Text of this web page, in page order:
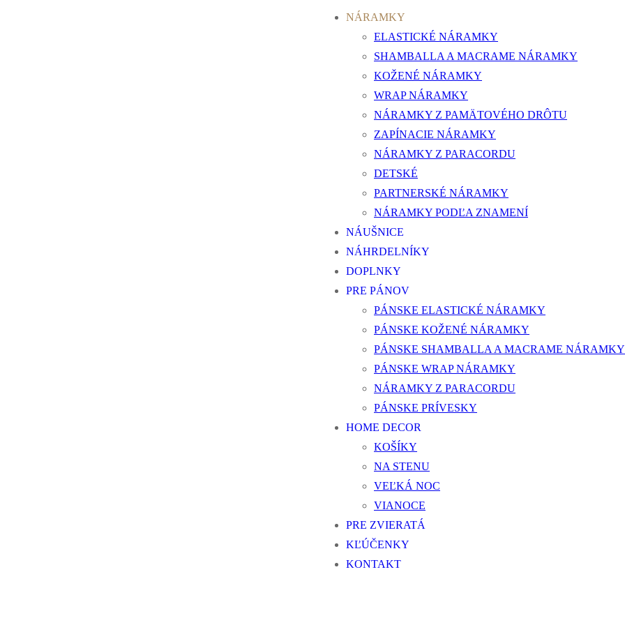
NÁRAMKY
ELASTICKÉ NÁRAMKY
SHAMBALLA A MACRAME NÁRAMKY
KOŽENÉ NÁRAMKY
WRAP NÁRAMKY
NÁRAMKY Z PAMÄTOVÉHO DRÔTU
ZAPÍNACIE NÁRAMKY
NÁRAMKY Z PARACORDU
DETSKÉ
PARTNERSKÉ NÁRAMKY
NÁRAMKY PODĽA ZNAMENÍ
NÁUŠNICE
NÁHRDELNÍKY
DOPLNKY
PRE PÁNOV
PÁNSKE ELASTICKÉ NÁRAMKY
PÁNSKE KOŽENÉ NÁRAMKY
PÁNSKE SHAMBALLA A MACRAME NÁRAMKY
PÁNSKE WRAP NÁRAMKY
NÁRAMKY Z PARACORDU
PÁNSKE PRÍVESKY
HOME DECOR
KOŠÍKY
NA STENU
VEĽKÁ NOC
VIANOCE
PRE ZVIERATÁ
KĽÚČENKY
KONTAKT